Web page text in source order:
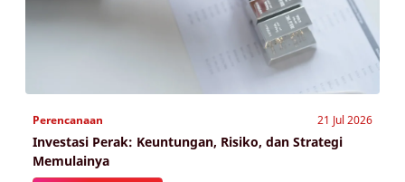
Perencanaan 21 Jul 2026
Investasi Perak: Keuntungan, Risiko, dan Strategi
Memulainya